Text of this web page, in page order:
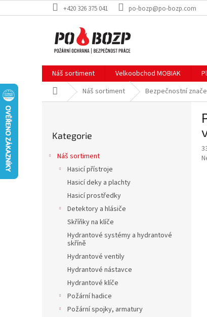
na
+420 326 375 041 po-bozp@po-bozp.com
Náš sortiment Velkoobchod MOBIAK
Domů Náš sortiment Bezpečnostní
kategorie
Kategorie
Náš sortiment
Hasicí přístroje
Hasicí deky a plachty
Hasicí prostředky
Detektory a hlásiče
Skříňky na klíče
Hydrantové systémy a hydrantové
skříně
Hydrantové ventily
Hydrantové nástavce
Hydrantové klíče
Požární hadice
Požární spojky, armatury